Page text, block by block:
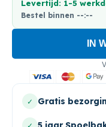
Levertijd: 1-5
Bestel binnen --:--
IN
✓ Gratis